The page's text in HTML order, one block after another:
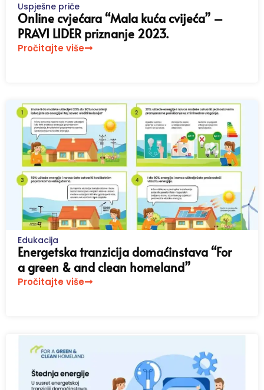
Uspješne priče
Online cvjećara “Mala kuća cvijeća” –
PRAVI LIDER priznanje 2023.
Pročitajte više
Edukacija
Energetska tranzicija domaćinstava “For
a green & and clean homeland”
Pročitajte više